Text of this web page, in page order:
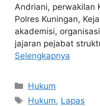
Andriani, perwakilan
Polres Kuningan,
akademisi,
jajaran pejabat
Selengkapnya
Kategori
Hukum
Tag
Hukum, Lapas